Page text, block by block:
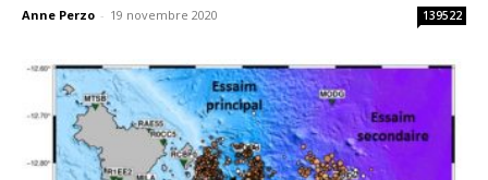
Anne Perzo - 19 novembre 2020 139522